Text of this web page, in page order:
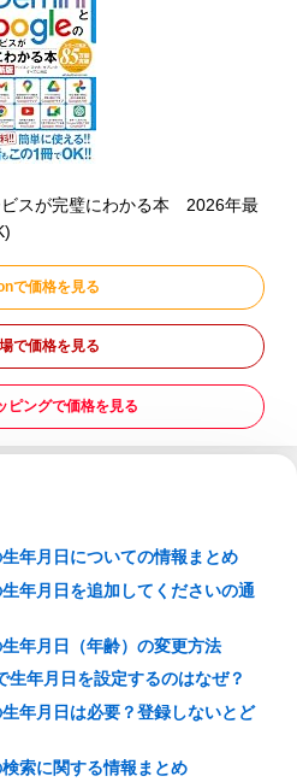
スが完璧にわかる本 2026年最
で価格を見る
で価格を見る
ピングで価格を見る
年月日についての情報まとめ
年月日を追加してくださいの通
年月日（年齢）の変更方法
生年月日を設定するのはなぜ？
年月日は必要？登録しないとど
索に関する情報まとめ